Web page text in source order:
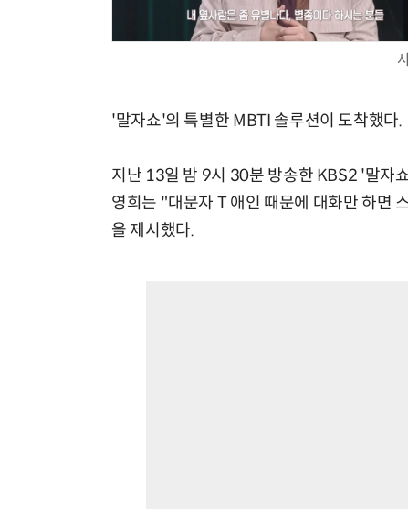
'말자쇼'의 특별한 MBTI 솔루션이 도착했다.
지난 13일 밤 9시 30분 방송한 KBS2 '말자
영희는 "대문자 T 애인 때문에 대화만 하면
을 제시했다.